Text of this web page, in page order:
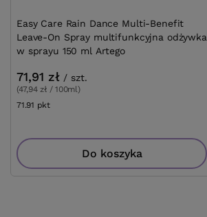
Easy Care Rain Dance Multi-Benefit
Leave-On Spray multifunkcyjna odżywka
w sprayu 150 ml Artego
71,91 zł / szt.
(47,94 zł / 100ml)
71.91 pktpunktów
Do koszyka